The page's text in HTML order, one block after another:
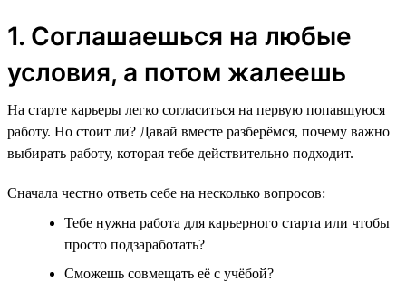
1. Соглашаешься на любые
условия, а потом жалеешь
На старте карьеры легко согласиться на первую попавшуюся
работу. Но стоит ли? Давай вместе разберёмся, почему важно
выбирать работу, которая тебе действительно подходит.
Сначала честно ответь себе на несколько вопросов:
Тебе нужна работа для карьерного старта или чтобы
просто подзаработать?
Сможешь совмещать её с учёбой?